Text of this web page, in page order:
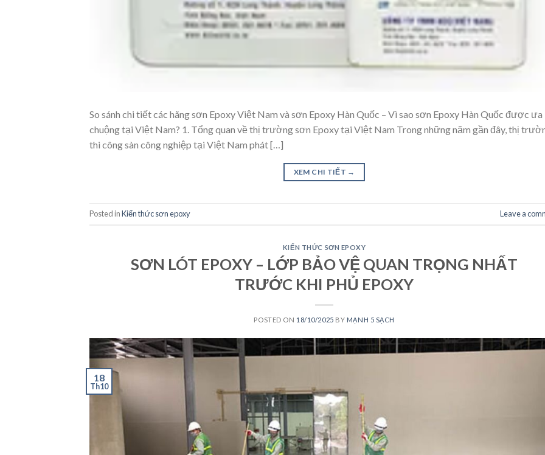
So sánh chi tiết các hãng sơn Epoxy Việt Nam và sơn Epoxy Hàn Quốc – Vì sao sơn Epoxy Hàn Quốc được ưa
chuộng tại Việt Nam? 1. Tổng quan về thị trường sơn Epoxy tại Việt Nam Trong những năm gần đây, thị
thi công sàn công nghiệp tại Việt Nam phát […]
XEM CHI TIẾT →
Posted inKiến thức sơn epoxy Leave a
KIẾN THỨC SƠN EPOXY
SƠN LÓT EPOXY – LỚP BẢO VỆ QUAN TRỌNG NHẤT
TRƯỚC KHI PHỦ EPOXY
POSTED ON 18/10/2025 BY MẠNH 5 SẠCH
18
Th10